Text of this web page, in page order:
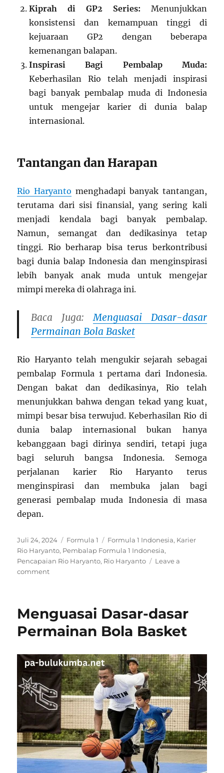
Kiprah di GP2 Series: Menunjukkan
konsistensi dan kemampuan tinggi di
kejuaraan GP2 dengan beberapa
kemenangan balapan.
Inspirasi Bagi Pembalap Muda:
Keberhasilan Rio telah menjadi inspirasi
bagi banyak pembalap muda di Indonesia
untuk mengejar karier di dunia balap
internasional.
Tantangan dan Harapan
Rio Haryanto menghadapi banyak tantangan,
terutama dari sisi finansial, yang sering kali
menjadi kendala bagi banyak pembalap.
Namun, semangat dan dedikasinya tetap
tinggi. Rio berharap bisa terus berkontribusi
bagi dunia balap Indonesia dan menginspirasi
lebih banyak anak muda untuk mengejar
mimpi mereka di olahraga ini.
Baca Juga:
Menguasai Dasar-dasar
Permainan Bola Basket
Rio Haryanto telah mengukir sejarah sebagai
pembalap Formula 1 pertama dari Indonesia.
Dengan bakat dan dedikasinya, Rio telah
menunjukkan bahwa dengan tekad yang kuat,
mimpi besar bisa terwujud. Keberhasilan Rio di
dunia balap internasional bukan hanya
kebanggaan bagi dirinya sendiri, tetapi juga
bagi seluruh bangsa Indonesia. Semoga
perjalanan karier Rio Haryanto terus
menginspirasi dan membuka jalan bagi
generasi pembalap muda Indonesia di masa
depan.
Posted
on
Juli 24, 2024 Categories
Formula 1 Tags
Formula 1 Indonesia, Karier
Rio Haryanto, Pembalap Formula 1 Indonesia,
Pencapaian Rio Haryanto, Rio Haryanto
Leave a
commenton
Indonesia
di
Formula
Menguasai Dasar-dasar
Permainan Bola Basket